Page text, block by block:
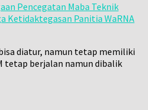
Pencegatan Maba Teknik
Ketidaktegasan Panitia WaRNA
diatur, namun tetap memiliki
tetap berjalan namun dibalik